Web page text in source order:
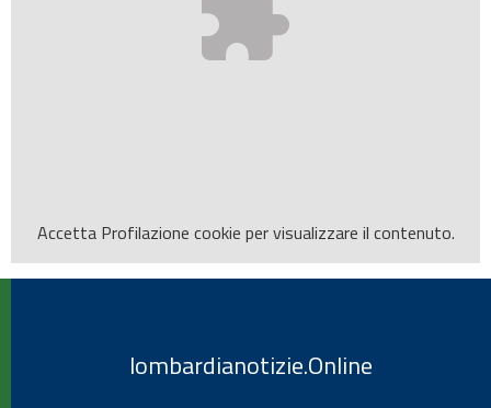
Accetta Profilazione cookie per visualizzare il contenuto.
lombardianotizie.Online